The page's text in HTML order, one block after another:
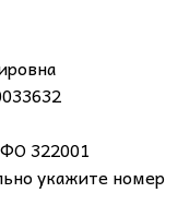
322001
укажите номер